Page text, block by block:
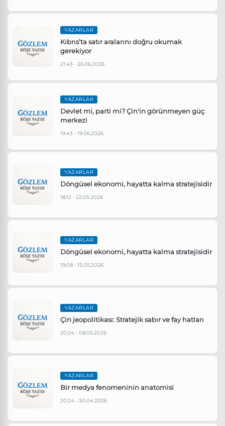
YAZARLAR
Kıbrıs’ta satır aralarını doğru okumak
gerekiyor
21:43 • 26.06.2026
YAZARLAR
Devlet mi, parti mi? Çin'in görünmeyen güç
merkezi
19:43 • 19.06.2026
YAZARLAR
Döngüsel ekonomi, hayatta kalma stratejisidir
18:12 • 22.05.2026
YAZARLAR
Döngüsel ekonomi, hayatta kalma stratejisidir
19:08 • 15.05.2026
YAZARLAR
Çin jeopolitikası: Stratejik sabır ve fay hatları
20:24 • 08.05.2026
YAZARLAR
Bir medya fenomeninin anatomisi
20:24 • 30.04.2026